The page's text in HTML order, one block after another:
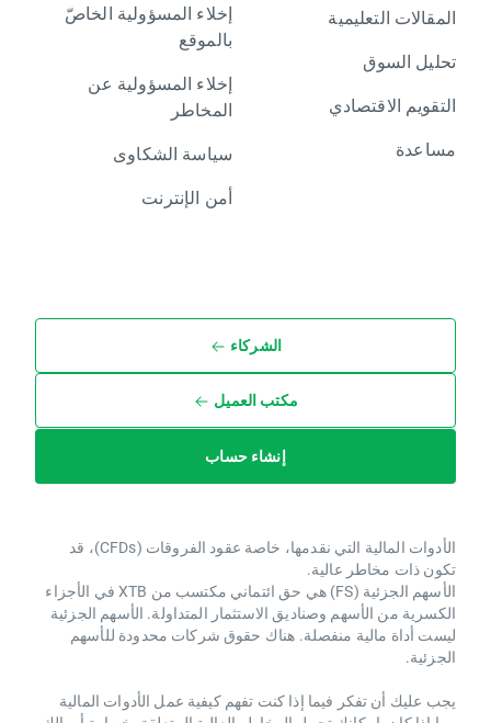
المقالات التعليمية
تحليل السوق
التقويم الاقتصادي
مساعدة
إخلاء المسؤولية الخاصّ
بالموقع
إخلاء المسؤولية عن
المخاطر
سياسة الشكاوى
أمن الإنترنت
الشركاء
مكتب العميل
إنشاء حساب
الأدوات المالية التي نقدمها، خاصة عقود الفروقات (CFDs)، قد
تكون ذات مخاطر عالية.
الأسهم الجزئية (FS) هي حق ائتماني مكتسب من XTB ​​في الأجزاء
الكسرية من الأسهم وصناديق الاستثمار المتداولة. الأسهم الجزئية
ليست أداة مالية منفصلة. هناك حقوق شركات محدودة للأسهم
الجزئية.
يجب عليك أن تفكر فيما إذا كنت تفهم كيفية عمل الأدوات المالية